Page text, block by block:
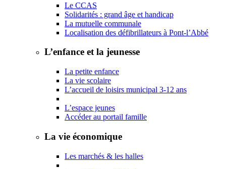
Le CCAS
Solidarités : grand âge et handicap
La mutuelle communale
Localisation des défibrillateurs à Pont-l’Abbé
L’enfance et la jeunesse
La petite enfance
La vie scolaire
L’accueil de loisirs municipal 3-12 ans
L’espace jeunes
Accéder au portail famille
La vie économique
Les marchés & les halles